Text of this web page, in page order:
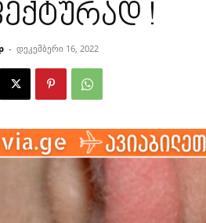
!
- დეკემბერი 16, 2022